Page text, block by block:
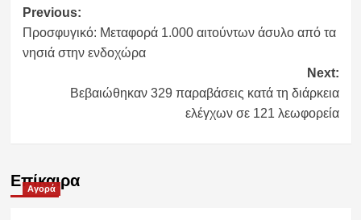
Post
navigation
Previous:
Προσφυγικό: Μεταφορά 1.000 αιτούντων άσυλο από τα
νησιά στην ενδοχώρα
Next:
Βεβαιώθηκαν 329 παραβάσεις κατά τη διάρκεια
ελέγχων σε 121 λεωφορεία
Επίκαιρα
Αγορά